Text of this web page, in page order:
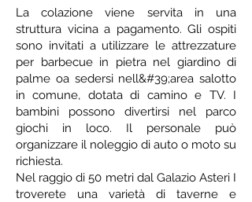
La colazione viene servita in una
struttura vicina a pagamento. Gli ospiti
sono invitati a utilizzare le attrezzature
per barbecue in pietra nel giardino di
palme oa sedersi nell&#39;area salotto
in comune, dotata di camino e TV. I
bambini possono divertirsi nel parco
giochi in loco. Il personale può
organizzare il noleggio di auto o moto su
richiesta.
Nel raggio di 50 metri dal Galazio Asteri I
troverete una varietà di taverne e